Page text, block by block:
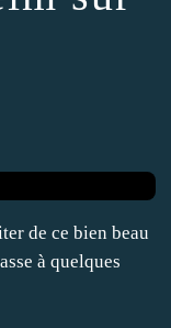
de ce bien beau
à quelques